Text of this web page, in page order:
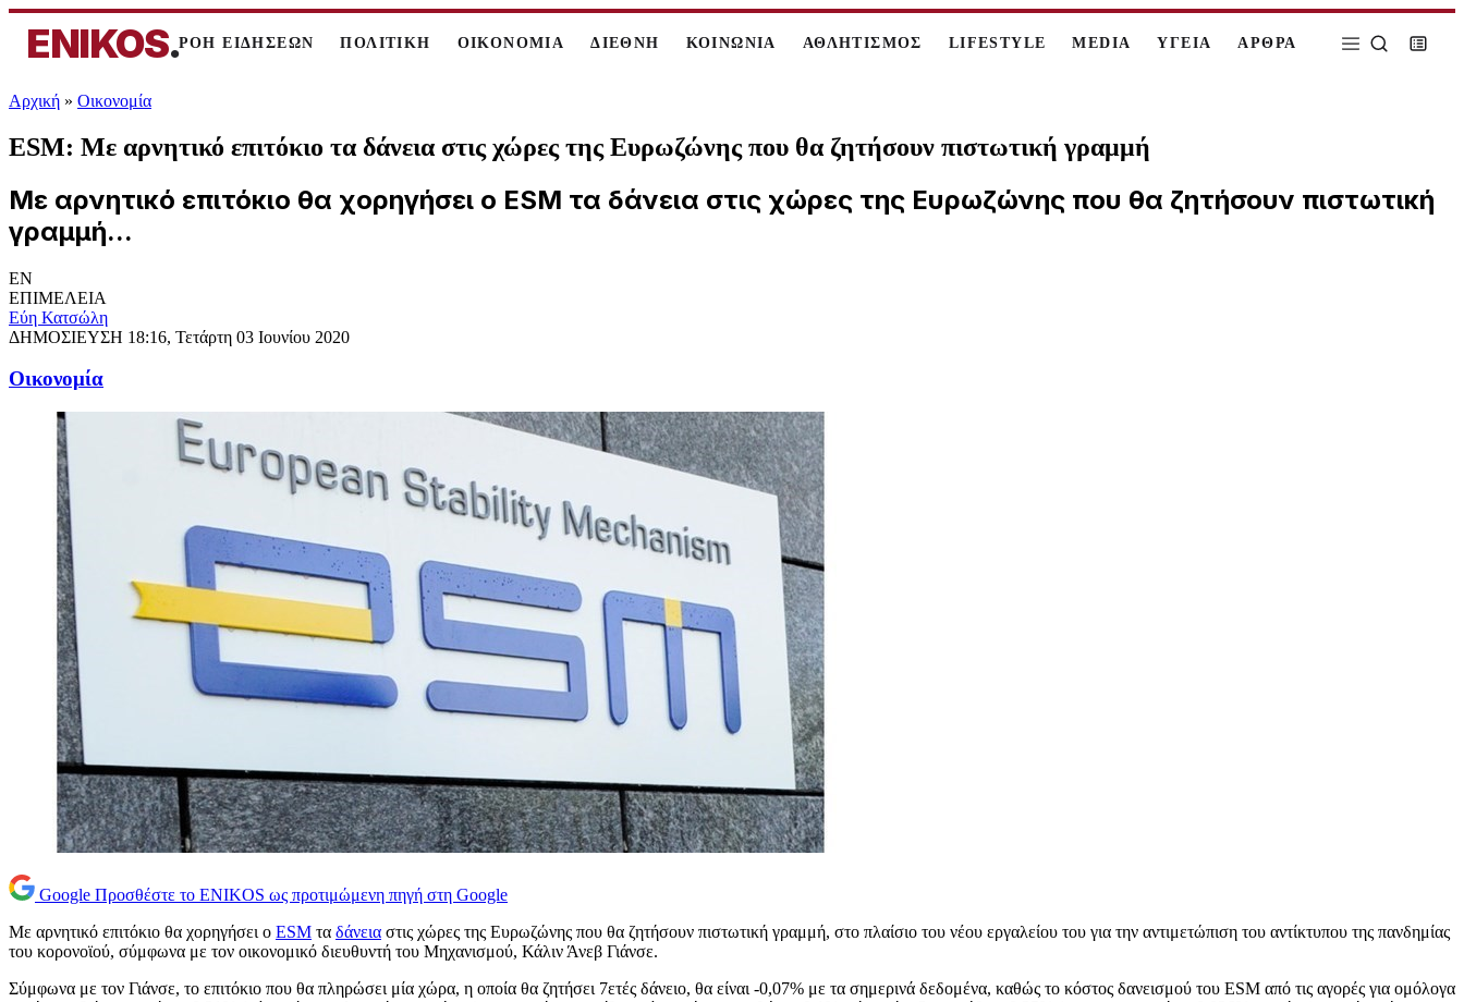
ENIKOS.ΡΟΗ ΕΙΔΗΣΕΩΝ ΠΟΛΙΤΙΚΗ ΟΙΚΟΝΟΜΙΑ ΔΙΕΘΝΗ ΚΟΙΝΩΝΙΑ ΑΘΛΗΤΙΣΜΟΣ LIFESTYLE MEDIA ΥΓΕΙΑ ΑΡΘΡΑ
Αρχική » Oικονομία
ESM: Με αρνητικό επιτόκιο τα δάνεια στις χώρες της Ευρωζώνης που θα ζητήσουν πιστωτική γραμμή
Με αρνητικό επιτόκιο θα χορηγήσει ο ESM τα δάνεια στις χώρες της Ευρωζώνης που θα ζητήσουν πιστωτική
γραμμή...
EN
ΕΠΙΜΕΛΕΙΑ
Εύη Κατσώλη
ΔΗΜΟΣΙΕΥΣΗ 18:16, Τετάρτη 03 Ιουνίου 2020
Oικονομία
Google Προσθέστε το ENIKOS ως προτιμώμενη πηγή στη Google
Με αρνητικό επιτόκιο θα χορηγήσει ο ESM τα δάνεια στις χώρες της Ευρωζώνης που θα ζητήσουν πιστωτική γραμμή, στο πλαίσιο του νέου εργαλείου του για την αντιμετώπιση του αντίκτυπου της πανδημίας
του κορονοϊού, σύμφωνα με τον οικονομικό διευθυντή του Μηχανισμού, Κάλιν Άνεβ Γιάνσε.
Σύμφωνα με τον Γιάνσε, το επιτόκιο που θα πληρώσει μία χώρα, η οποία θα ζητήσει 7ετές δάνειο, θα είναι -0,07% με τα σημερινά δεδομένα, καθώς το κόστος δανεισμού του ESM από τις αγορές για ομόλογα